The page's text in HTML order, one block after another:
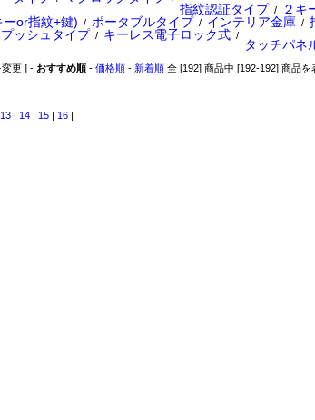
指紋認証タイプ / ２キ
or指紋+鍵) / ポータブルタイプ / インテリア金庫 /
プッシュタイプ / キーレス電子ロック式 /
タッチパネ
変更 ] - おすすめ順 - 価格順 - 新着順 全 [192] 商品中 [192-192] 商品を
13 14 15 16